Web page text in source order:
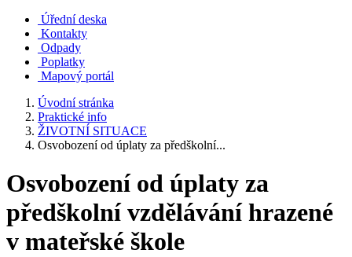
Úřední deska
Kontakty
Odpady
Poplatky
Mapový portál
Úvodní stránka
Praktické info
ŽIVOTNÍ SITUACE
Osvobození od úplaty za předškolní...
Osvobození od úplaty za
předškolní vzdělávání hrazené
v mateřské škole